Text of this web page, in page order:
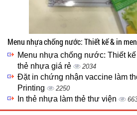
Menu nhựa chống nước: Thiết kế & in
Menu nhựa chống nước: Thiết
thẻ nhựa giá rẻ
2034
Đặt in chứng nhận vaccine làm
Printing
2250
In thẻ nhựa làm thẻ thư viện